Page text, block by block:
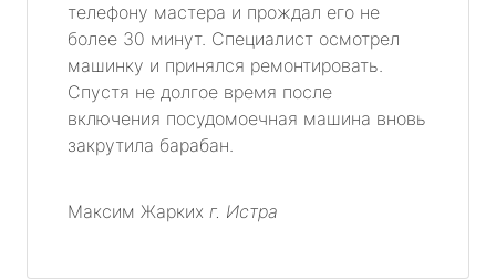
телефону мастера и прождал его не
более 30 минут. Специалист осмотрел
машинку и принялся ремонтировать.
Спустя не долгое время после
включения посудомоечная машина вновь
закрутила барабан.
Максим Жарких г. Истра